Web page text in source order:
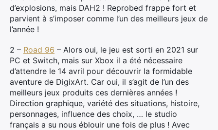
d’explosions, mais DAH2 ! Reprobed frappe fort et
parvient à s’imposer comme l’un des meilleurs jeux de
l’année !
2 – Road 96 – Alors oui, le jeu est sorti en 2021 sur
PC et Switch, mais sur Xbox il a été nécessaire
d’attendre le 14 avril pour découvrir la formidable
aventure de DigixArt. Car oui, il s’agit de l’un des
meilleurs jeux produits ces dernières années !
Direction graphique, variété des situations, histoire,
personnages, influence des choix, … le studio
français a su nous éblouir une fois de plus ! Avec
Rechercher